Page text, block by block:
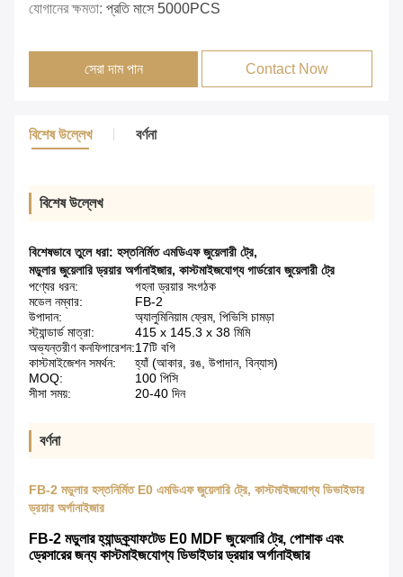
যোগানের ক্ষমতা: প্রতি মাসে 5000PCS
সেরা দাম পান Contact Now
বিশেষ উল্লেখ বর্ণনা
বিশেষ উল্লেখ
বিশেষভাবে তুলে ধরা: হস্তনির্মিত এমডিএফ জুয়েলারী ট্রে,
মডুলার জুয়েলারি ড্রয়ার অর্গানাইজার, কাস্টমাইজযোগ্য গার্ডরোব জুয়েলারী ট্রে
পণ্যের ধরন:
গহনা ড্রয়ার সংগঠক
মডেল নম্বার:
FB-2
উপাদান:
অ্যালুমিনিয়াম ফ্রেম, পিভিসি চামড়া
স্ট্যান্ডার্ড মাত্রা:
415 x 145.3 x 38 মিমি
অভ্যন্তরীণ কনফিগারেশন:17টি বগি
কাস্টমাইজেশন সমর্থন:
হ্যাঁ (আকার, রঙ, উপাদান, বিন্যাস)
MOQ:
100 পিসি
সীসা সময়:
20-40 দিন
বর্ণনা
FB-2 মডুলার হস্তনির্মিত E0 এমডিএফ জুয়েলারি ট্রে, কাস্টমাইজযোগ্য ডিভাইডার
ড্রয়ার অর্গানাইজার
FB-2 মডুলার হ্যান্ডক্র্যাফটেড E0 MDF জুয়েলারি ট্রে, পোশাক এবং
ড্রেসারের জন্য কাস্টমাইজযোগ্য ডিভাইডার ড্রয়ার অর্গানাইজার